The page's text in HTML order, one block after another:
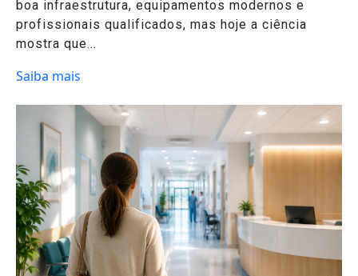
boa infraestrutura, equipamentos modernos e
profissionais qualificados, mas hoje a ciência
mostra que...
Saiba mais